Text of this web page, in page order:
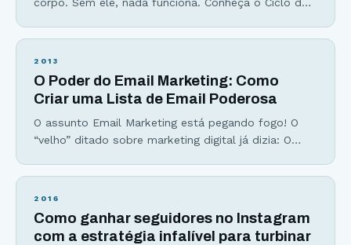
dias, horas, minutos e segundos de sua vida
e fixa sua atenção nas
2013
O Poder do Email Marketing: Como
Criar uma Lista de Email Poderosa
O assunto Email Marketing está pegando fogo! O
“velho” ditado sobre marketing digital já dizia: O
você não captura emails para a sua lista de email,
do
2016
Como ganhar seguidores no Instagram
com a estratégia infalível para turbinar